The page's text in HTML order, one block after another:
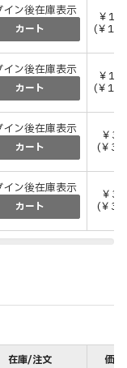
イン後在庫表示
カート
￥
(￥
イン後在庫表示
カート
￥
(￥
イン後在庫表示
カート
￥
(￥
イン後在庫表示
カート
￥
(￥
在庫/注文 価格